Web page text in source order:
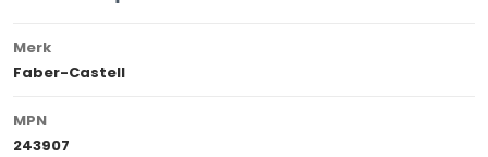
Merk
Faber-Castell
MPN
243907